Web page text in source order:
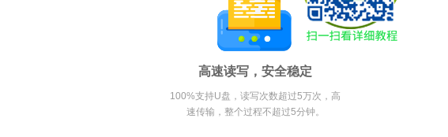
高速读写，安全稳定
100%支持U盘，读写次数超过5万次，高
速传输，整个过程不超过5分钟。